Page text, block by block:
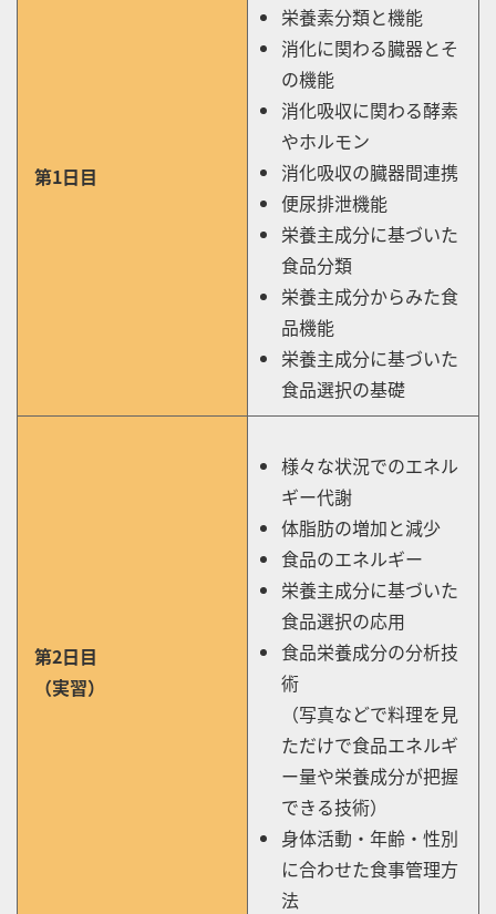
第1日目
栄養素分類と機能
消化に関わる臓器とそ
の機能
消化吸収に関わる酵素
やホルモン
消化吸収の臓器間連携
便尿排泄機能
栄養主成分に基づいた
食品分類
栄養主成分からみた食
品機能
栄養主成分に基づいた
食品選択の基礎
第2日目
（実習）
様々な状況でのエネル
ギー代謝
体脂肪の増加と減少
食品のエネルギー
栄養主成分に基づいた
食品選択の応用
食品栄養成分の分析技
術
（写真などで料理を見
ただけで食品エネルギ
ー量や栄養成分が把握
できる技術）
身体活動・年齢・性別
に合わせた食事管理方
法